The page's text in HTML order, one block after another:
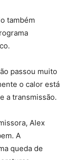
também
passou muito
o calor está
a transmissão.
Alex
A
queda de